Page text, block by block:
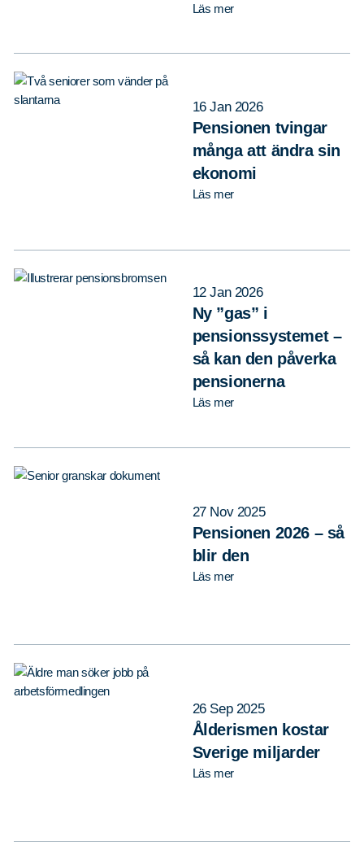
Läs mer
16 Jan 2026
Pensionen tvingar
många att ändra sin
ekonomi
Läs mer
12 Jan 2026
Ny ”gas” i
pensionssystemet –
så kan den påverka
pensionerna
Läs mer
27 Nov 2025
Pensionen 2026 – så
blir den
Läs mer
26 Sep 2025
Ålderismen kostar
Sverige miljarder
Läs mer